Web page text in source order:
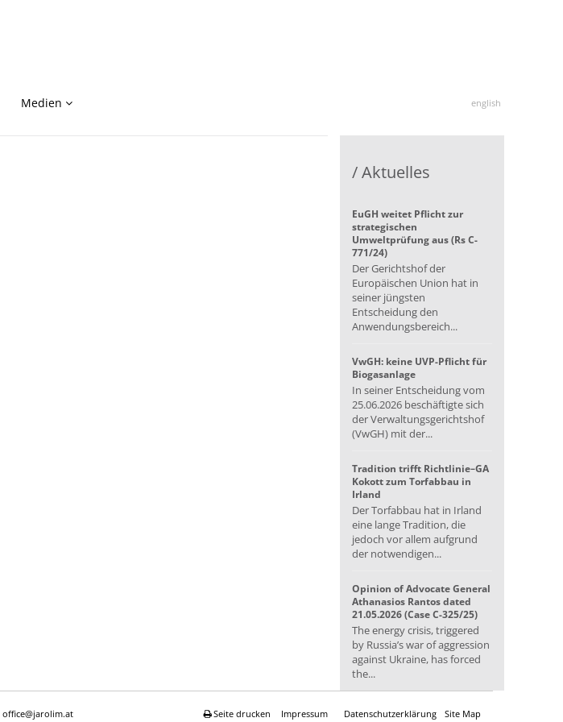
Medien english
/ Aktuelles
EuGH weitet Pflicht zur
strategischen
Umweltprüfung aus (Rs C-
771/24)
Der Gerichtshof der
Europäischen Union hat in
seiner jüngsten
Entscheidung den
Anwendungsbereich...
VwGH: keine UVP-Pflicht für
Biogasanlage
In seiner Entscheidung vom
25.06.2026 beschäftigte sich
der Verwaltungsgerichtshof
(VwGH) mit der...
Tradition trifft Richtlinie–GA
Kokott zum Torfabbau in
Irland
Der Torfabbau hat in Irland
eine lange Tradition, die
jedoch vor allem aufgrund
der notwendigen...
Opinion of Advocate General
Athanasios Rantos dated
21.05.2026 (Case C-325/25)
The energy crisis, triggered
by Russia’s war of aggression
against Ukraine, has forced
the...
office@jarolim.at Site Map
Datenschutzerklärung
Impressum
Seite drucken